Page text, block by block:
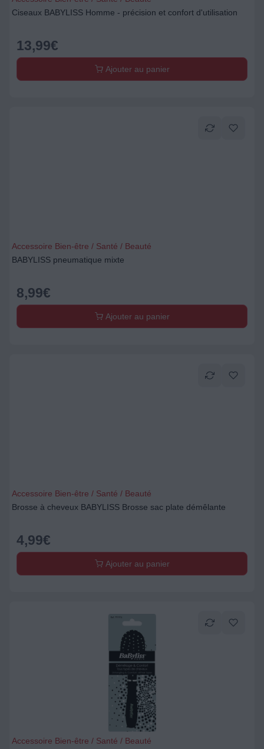
Ciseaux BABYLISS Homme - précision et confort d'utilisation
13,99€
Ajouter au panier
Accessoire Bien-être / Santé / Beauté
BABYLISS pneumatique mixte
8,99€
Ajouter au panier
Accessoire Bien-être / Santé / Beauté
Brosse à cheveux BABYLISS Brosse sac plate démêlante
4,99€
Ajouter au panier
Accessoire Bien-être / Santé / Beauté